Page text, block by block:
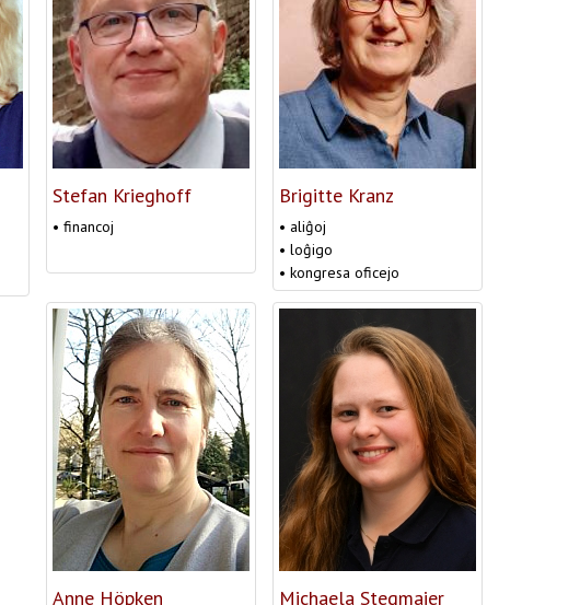
Stefan Krieghoff
• financoj
Brigitte Kranz
• aliĝoj
• loĝigo
• kongresa oficejo
Anne Höpken Michaela Stegmaier